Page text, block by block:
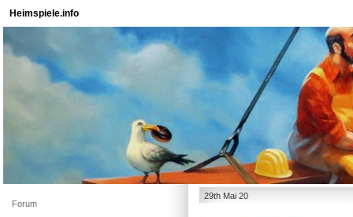
Heimspiele.info
29th Mai 20
Forum